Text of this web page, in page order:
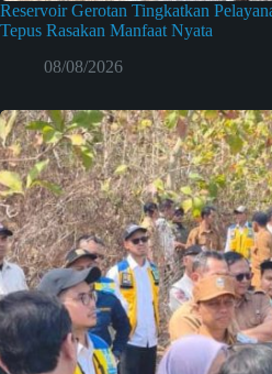
Reservoir Gerotan Tingkatkan
Tepus Rasakan Manfaat Nyata
08/08/2026